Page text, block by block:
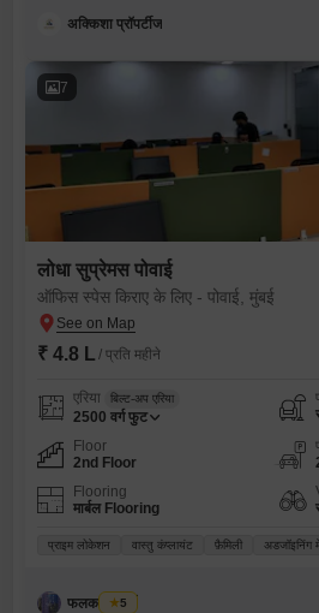
अक्किशा प्रॉपर्टीज
7
लोधा सुप्रेमस पोवाई
ऑफिस स्पेस किराए के लिए - पोवाई, मुंबई
₹ 4.8 L / प्रति महीने
एरिया बिल्ट-अप एरिया
2500 वर्ग फुट
Floor
2nd Floor
Flooring
मार्बल Flooring
प्राइम लोकेशन वास्तु कंप्लायंट फ़ैमिली अडजॉइनिंग
फलक प्रॉपर्टी
5